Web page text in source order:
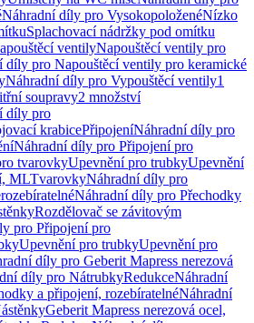
Náhradní díly pro VysokopoloženéNízko
Splachovací nádržky pod omítku
ventilyNapouštěcí ventily pro
díly pro Napouštěcí ventily pro keramické
Náhradní díly pro Vypouštěcí ventily1
soupravy2 množství
díly pro
krabicePřipojeníNáhradní díly pro
Náhradní díly pro Připojení pro
tvarovkyUpevnění pro trubkyUpevnění
MLTvarovkyNáhradní díly pro
Náhradní díly pro Přechodky
Rozdělovač se závitovým
pro Připojení pro
Upevnění pro trubkyUpevnění pro
díly pro Geberit Mapress nerezová
díly pro NátrubkyRedukceNáhradní
a připojení, rozebíratelnéNáhradní
Geberit Mapress nerezová ocel,